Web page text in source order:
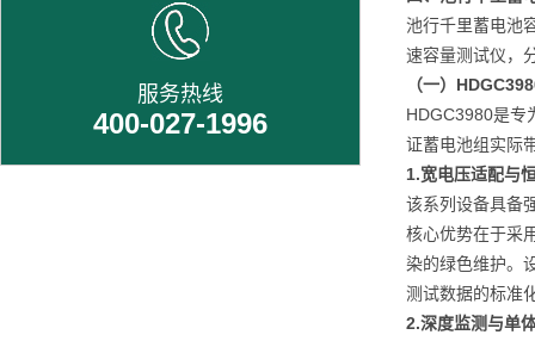
服务热线
400-027-1996
池行千里蓄电池
速容量测试仪，
（一）
HDGC3980是专
证蓄电池组实际
1.宽电压适配与
该系列设备具备
核心优势在于采
染的绿色维护。
测试数据的标准
2.深度监测与单